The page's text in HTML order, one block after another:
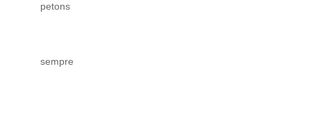
petons
sempre